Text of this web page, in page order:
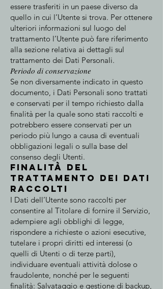
essere trasferiti in un paese diverso da
quello in cui l’Utente si trova. Per ottenere
ulteriori informazioni sul luogo del
trattamento l’Utente può fare riferimento
alla sezione relativa ai dettagli sul
trattamento dei Dati Personali.
Periodo di conservazione
Se non diversamente indicato in questo
documento, i Dati Personali sono trattati
e conservati per il tempo richiesto dalla
finalità per la quale sono stati raccolti e
potrebbero essere conservati per un
periodo più lungo a causa di eventuali
obbligazioni legali o sulla base del
consenso degli Utenti.
Finalità del
Trattamento dei Dati
raccolti
I Dati dell’Utente sono raccolti per
consentire al Titolare di fornire il Servizio,
adempiere agli obblighi di legge,
rispondere a richieste o azioni esecutive,
tutelare i propri diritti ed interessi (o
quelli di Utenti o di terze parti),
individuare eventuali attività dolose o
fraudolente, nonché per le seguenti
finalità: Salvataggio e gestione di backup,